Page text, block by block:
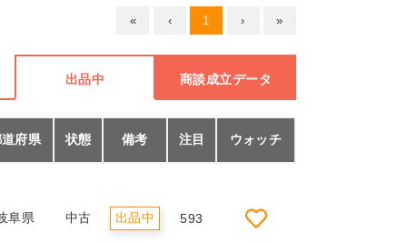
« ‹ 1 › »
出品中 商談成立データ
府県 状態 備考 注目 ウォッチ
阜県 中古 出品中 593